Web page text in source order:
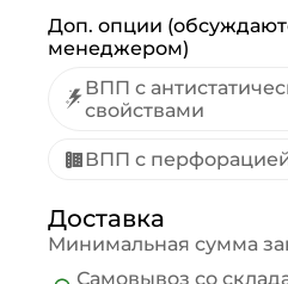
Доп. опции
менеджером)
ВПП с
свойствами
ВПП с
Доставка
Минимальная сумма
Самовывоз со